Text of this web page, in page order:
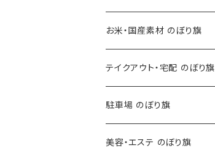
お米・国産素材 のぼり旗
テイクアウト・宅配 のぼり旗
駐車場 のぼり旗
美容・エステ のぼり旗